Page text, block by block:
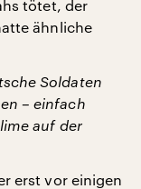
tötet, der
ähnliche
Soldaten
– einfach
auf der
erst vor einigen